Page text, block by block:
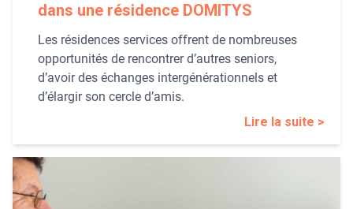
dans une résidence DOMITYS
Les résidences services offrent de nombreuses
opportunités de rencontrer d’autres seniors,
d’avoir des échanges intergénérationnels et
d’élargir son cercle d’amis.
Lire la suite >